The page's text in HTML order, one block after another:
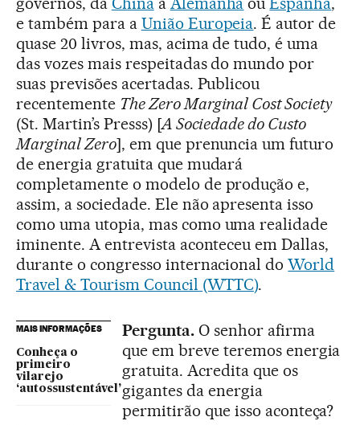
e também para a União Europeia. É autor de
quase 20 livros, mas, acima de tudo, é uma
das vozes mais respeitadas do mundo por
suas previsões acertadas. Publicou
recentemente The Zero Marginal Cost Society
(St. Martin’s Presss) [A Sociedade do Custo
Marginal Zero], em que prenuncia um futuro
de energia gratuita que mudará
completamente o modelo de produção e,
assim, a sociedade. Ele não apresenta isso
como uma utopia, mas como uma realidade
iminente. A entrevista aconteceu em Dallas,
durante o congresso internacional doWorld
Travel & Tourism Council (WTTC).
MAIS INFORMAÇÕES
Conheça o
primeiro
vilarejo
‘autossustentável’
Pergunta.O senhor afirma
que em breve teremos energia
gratuita. Acredita que os
gigantes da energia
permitirão que isso aconteça?